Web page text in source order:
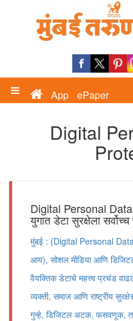
App ePaper
Digital
Digital Personal
युगात डेटा सुरक्षेला
मुंबई : (Digital Personal Data
आय), सोशल मीडिया आणि डिजिटल
वैयक्तिक डेटाचे महत्त्व प्रचंड
व्यक्ती, समाज आणि राष्ट्रीय
गुन्हे, डिजिटल अटक, फसवणूक,